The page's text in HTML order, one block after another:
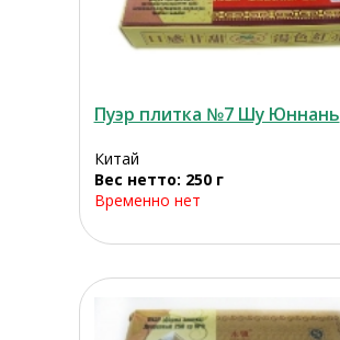
Пуэр плитка №7 Шу Юннань
Китай
Вес нетто: 250 г
Временно нет